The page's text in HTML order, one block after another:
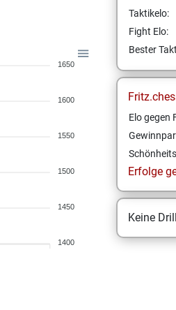
1650
1600
1550
1500
1450
1400
Taktikelo:
Fight Elo:
Bester
Elo gegen
Erfolge
Keine